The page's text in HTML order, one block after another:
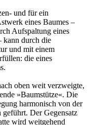
und für ein
eines Baumes –
Aufspaltung eines
kann durch die
und mit einem
die eines
oben weit verzweigte,
»Baumstütze«. Die
harmonisch von der
Der Gegensatz
wird weitgehend